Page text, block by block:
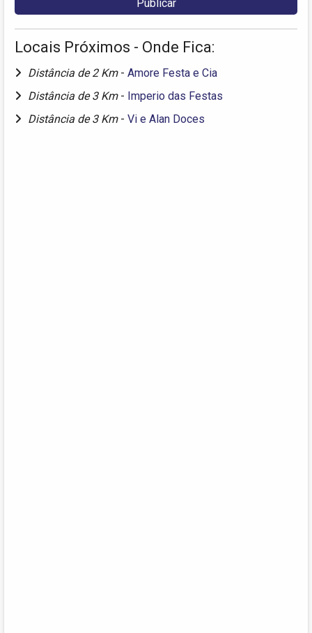
Locais Próximos - Onde Fica:
Distância de 2 Km - Amore Festa e Cia
Distância de 3 Km - Imperio das Festas
Distância de 3 Km - Vi e Alan Doces